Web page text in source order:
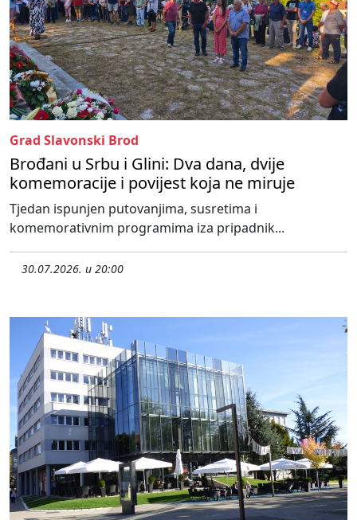
Grad Slavonski Brod
Brođani u Srbu i Glini: Dva dana, dvije
komemoracije i povijest koja ne miruje
Tjedan ispunjen putovanjima, susretima i
komemorativnim programima iza pripadnik...
30.07.2026. u 20:00